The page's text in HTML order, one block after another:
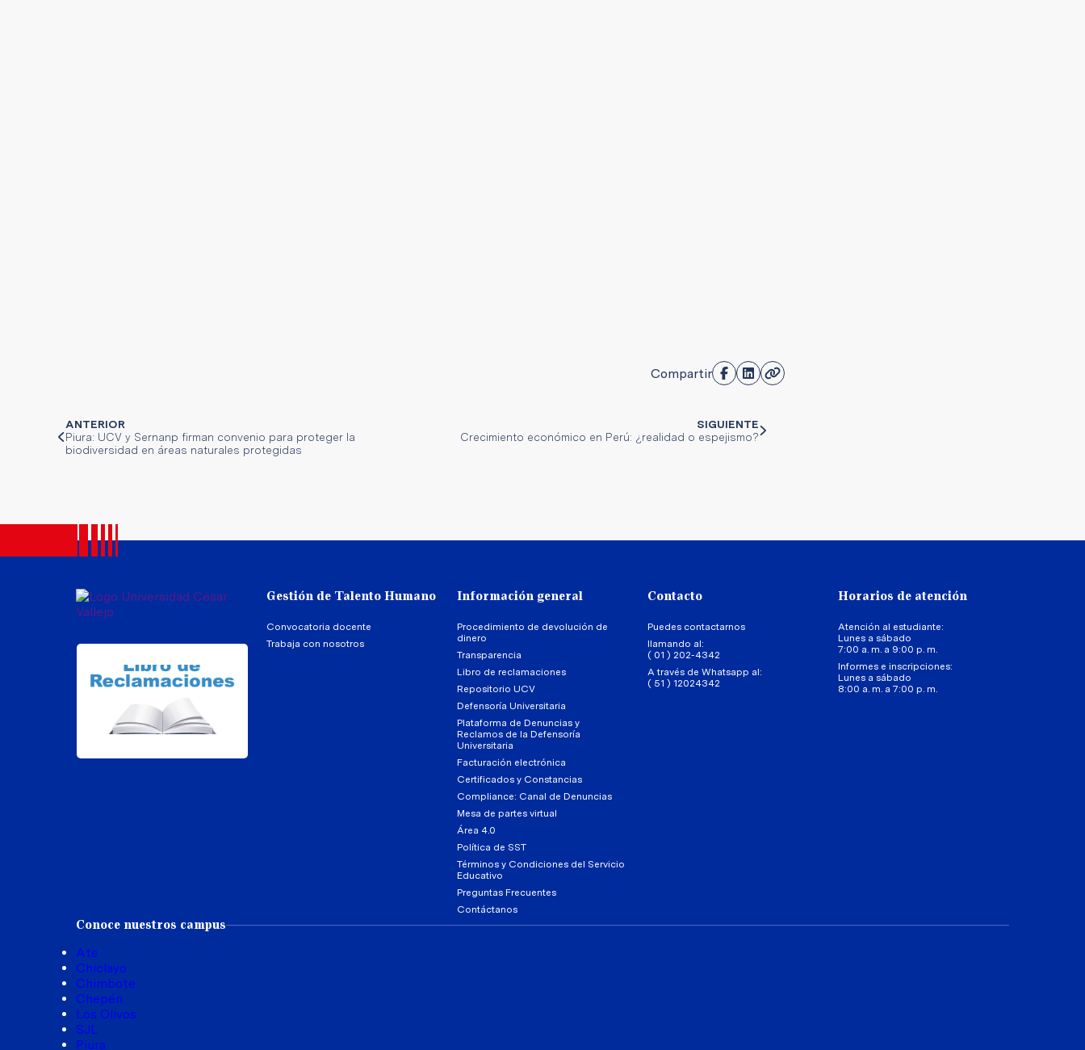
Compartir
ANTERIOR
Piura: UCV y Sernanp firman convenio para proteger la
biodiversidad en áreas naturales protegidas
SIGUIENTE
Crecimiento económico en Perú: ¿realidad o espejismo?
Gestión de Talento Humano
Convocatoria docente
Trabaja con nosotros
Información general
Procedimiento de devolución de
dinero
Transparencia
Libro de reclamaciones
Repositorio UCV
Defensoría Universitaria
Plataforma de Denuncias y
Reclamos de la Defensoría
Universitaria
Facturación electrónica
Certificados y Constancias
Compliance: Canal de Denuncias
Mesa de partes virtual
Área 4.0
Política de SST
Términos y Condiciones del Servicio
Educativo
Preguntas Frecuentes
Contáctanos
Contacto
Puedes contactarnos
llamando al:
( 01 ) 202-4342
A través de Whatsapp al:
( 51 ) 12024342
Horarios de atención
Atención al estudiante:
Lunes a sábado
7:00 a. m. a 9:00 p. m.
Informes e inscripciones:
Lunes a sábado
8:00 a. m. a 7:00 p. m.
Conoce nuestros campus
Ate
Chiclayo
Chimbote
Chepén
Los Olivos
SJL
Piura